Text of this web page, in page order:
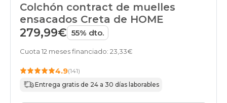
Colchón contract de muelles
ensacados Creta de HOME
279,99€ 55% dto.
Cuota 12 meses financiado: 23,33€
4.9(141)
Entrega gratis de 24 a 30 días laborables